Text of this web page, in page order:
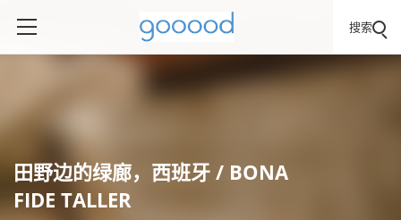
搜索
田野边的绿廊，西班牙 / BONA
FIDE TALLER